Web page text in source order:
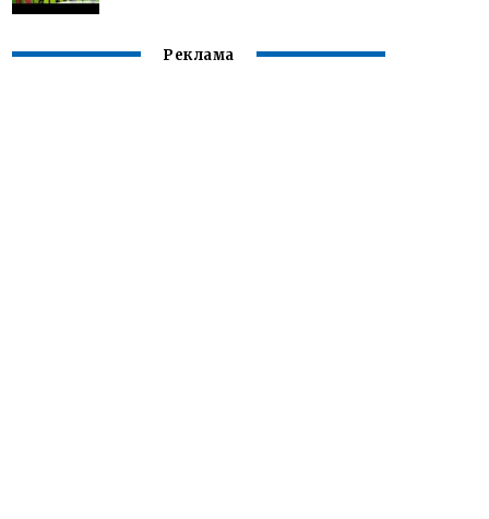
Реклама